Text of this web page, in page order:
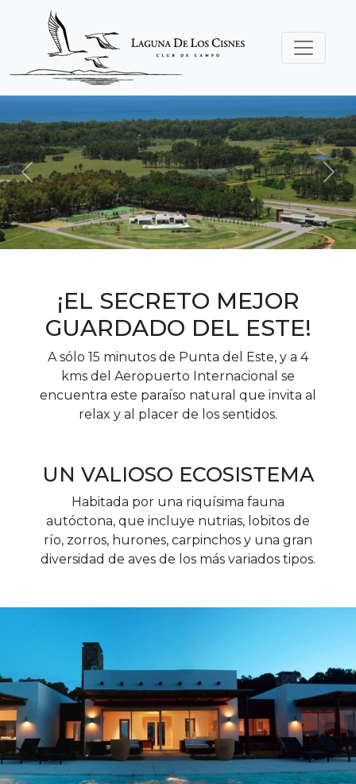
Previous
¡EL SECRETO MEJOR
A sólo 15 minutos de Punta del Este, y a 4
kms del Aeropuerto Internacional se
encuentra este paraíso natural que invita al
relax y al placer de los sentidos.
UN VALIOSO ECOSISTEMA
autóctona, que incluye nutrias, lobitos de
río, zorros, hurones, carpinchos y una gran
diversidad de aves de los más variados tipos.